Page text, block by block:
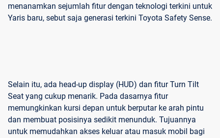
menanamkan sejumlah fitur dengan teknologi terkini untuk
Yaris baru, sebut saja generasi terkini Toyota Safety Sense.
Selain itu, ada head-up display (HUD) dan fitur Turn Tilt
Seat yang cukup menarik. Pada dasarnya fitur
memungkinkan kursi depan untuk berputar ke arah pintu
dan membuat posisinya sedikit menunduk. Tujuannya
untuk memudahkan akses keluar atau masuk mobil bagi